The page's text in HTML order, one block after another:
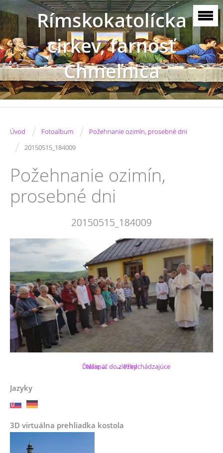
Rímskokatolícka
cirkev, farnosť
Chmeľnica
Úvod / Fotoalbum / Požehnanie ozimín, prosebné dni
/ 20150515_184009
Požehnanie ozimín,
prosebné dni
20150515_184009
← Predchádzajúce
Ďalšie →
Naspäť do zložky
Jazyky
3D virtuálna prehliadka kostola